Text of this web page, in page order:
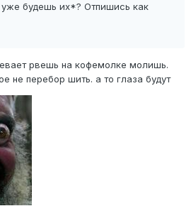
уже будешь их*? Отпишись как
рвешь на кофемолке молишь.
не перебор шить. а то глаза будут